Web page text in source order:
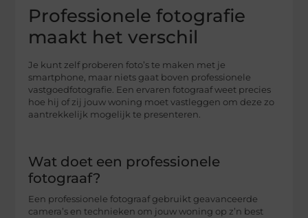
Professionele fotografie
maakt het verschil
Je kunt zelf proberen foto’s te maken met je
smartphone, maar niets gaat boven professionele
vastgoedfotografie. Een ervaren fotograaf weet precies
hoe hij of zij jouw woning moet vastleggen om deze zo
aantrekkelijk mogelijk te presenteren.
Wat doet een professionele
fotograaf?
Een professionele fotograaf gebruikt geavanceerde
camera’s en technieken om jouw woning op z’n best